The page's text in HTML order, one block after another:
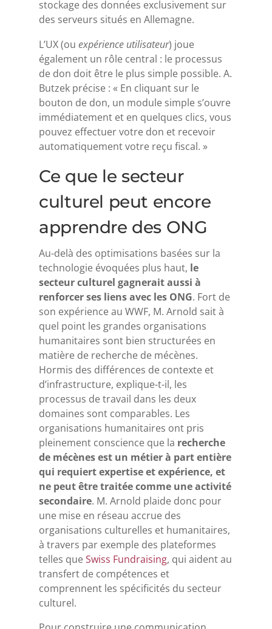
stockage des données exclusivement sur
des serveurs situés en Allemagne.
L’UX (ouexpérience utilisateur) joue
également un rôle central : le processus
de don doit être le plus simple possible. A.
Butzek précise : « En cliquant sur le
bouton de don, un module simple s’ouvre
immédiatement et en quelques clics, vous
pouvez effectuer votre don et recevoir
automatiquement votre reçu fiscal. »
Ce que le secteur
culturel peut encore
apprendre des ONG
Au-delà des optimisations basées sur la
technologie évoquées plus haut, le
secteur culturel gagnerait aussi à
renforcer ses liens avec les ONG. Fort de
son expérience au WWF, M. Arnold sait à
quel point les grandes organisations
humanitaires sont bien structurées en
matière de recherche de mécènes.
Hormis des différences de contexte et
d’infrastructure, explique-t-il, les
processus de travail dans les deux
domaines sont comparables. Les
organisations humanitaires ont pris
pleinement conscience que la recherche
de mécènes est un métier à part entière
qui requiert expertise et expérience, et
ne peut être traitée comme une activité
secondaire. M. Arnold plaide donc pour
une mise en réseau accrue des
organisations culturelles et humanitaires,
à travers par exemple des plateformes
telles queSwiss Fundraising, qui aident au
transfert de compétences et
comprennent les spécificités du secteur
culturel.